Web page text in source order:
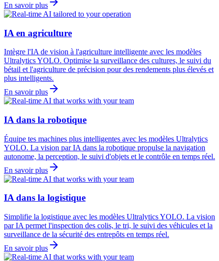
En savoir plus
IA en agriculture
Intègre l'IA de vision à l'agriculture intelligente avec les modèles
Ultralytics YOLO. Optimise la surveillance des cultures, le suivi du
bétail et l'agriculture de précision pour des rendements plus élevés et
plus intelligents.
En savoir plus
IA dans la robotique
Équipe tes machines plus intelligentes avec les modèles Ultralytics
YOLO. La vision par IA dans la robotique propulse la navigation
autonome, la perception, le suivi d'objets et le contrôle en temps réel.
En savoir plus
IA dans la logistique
Simplifie la logistique avec les modèles Ultralytics YOLO. La vision
par IA permet l'inspection des colis, le tri, le suivi des véhicules et la
surveillance de la sécurité des entrepôts en temps réel.
En savoir plus